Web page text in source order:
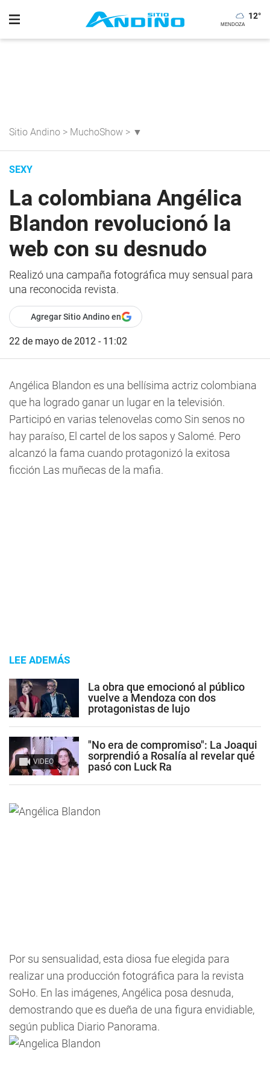
12°
Sitio Andino > MuchoShow > ▼
SEXY
La colombiana Angélica
Blandon revolucionó la
web con su desnudo
Realizó una campaña fotográfica muy sensual para
una reconocida revista.
Agregar Sitio Andino en
22 de mayo de 2012 - 11:02
Angélica Blandon es una bellísima actriz colombiana
que ha logrado ganar un lugar en la televisión.
Participó en varias telenovelas como Sin senos no
hay paraíso, El cartel de los sapos y Salomé. Pero
alcanzó la fama cuando protagonizó la exitosa
ficción Las muñecas de la mafia.
LEE ADEMÁS
La obra que emocionó al público
vuelve a Mendoza con dos
protagonistas de lujo
VIDEO
"No era de compromiso": La Joaqui
sorprendió a Rosalía al revelar qué
pasó con Luck Ra
Por su sensualidad, esta diosa fue elegida para
realizar una producción fotográfica para la revista
SoHo. En las imágenes, Angélica posa desnuda,
demostrando que es dueña de una figura envidiable,
según publica Diario Panorama.